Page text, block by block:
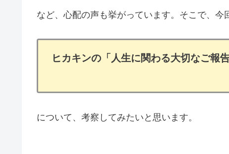
など、心配の声も挙がっています。そこで、今
ヒカキンの「人生に関わる大切なご報
について、考察してみたいと思います。